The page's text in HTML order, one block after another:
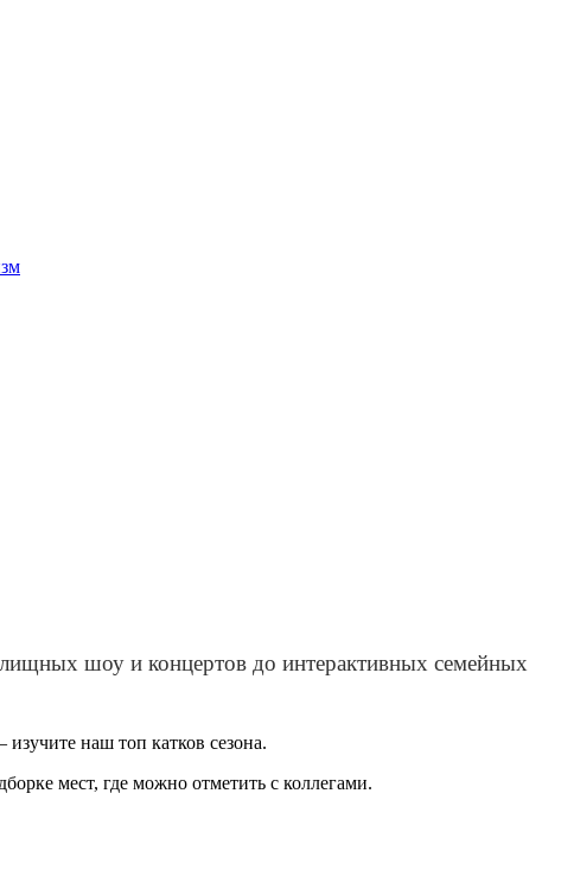
шоу и концертов до интерактивных семейных
наш топ катков сезона.
мест, где можно отметить с коллегами.